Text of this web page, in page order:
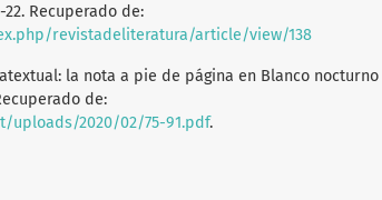
22. Recuperado de:
revistadeliteratura/article/view/138
la nota a pie de página en Blanco nocturno
de:
uploads/2020/02/75-91.pdf.